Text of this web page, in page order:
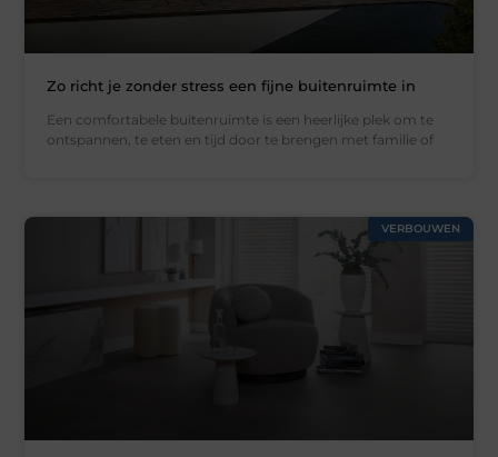
Zo richt je zonder stress een fijne buitenruimte in
Een comfortabele buitenruimte is een heerlijke plek om te
ontspannen, te eten en tijd door te brengen met familie of
VERBOUWEN